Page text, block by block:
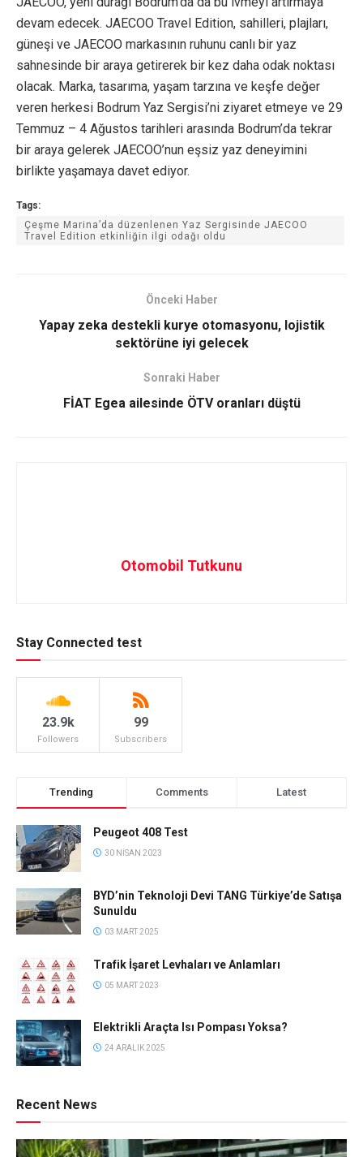
devam edecek. JAECOO Travel Edition, sahilleri, plajları,
güneşi ve JAECOO markasının ruhunu canlı bir yaz
sahnesinde bir araya getirerek bir kez daha odak noktası
olacak. Marka, tasarıma, yaşam tarzına ve keşfe değer
veren herkesi Bodrum Yaz Sergisi’ni ziyaret etmeye ve 29
Temmuz – 4 Ağustos tarihleri arasında Bodrum’da tekrar
bir araya gelerek JAECOO’nun eşsiz yaz deneyimini
birlikte yaşamaya davet ediyor.
Tags:
Çeşme Marina’da düzenlenen Yaz Sergisinde JAECOO
Travel Edition etkinliğin ilgi odağı oldu
Önceki Haber
Yapay zeka destekli kurye otomasyonu, lojistik
sektörüne iyi gelecek
Sonraki Haber
FİAT Egea ailesinde ÖTV oranları düştü
Otomobil Tutkunu
Stay Connected test
23.9k
Followers
99
Subscribers
Trending Comments Latest
Peugeot 408 Test
30 NISAN 2023
BYD’nin Teknoloji Devi TANG Türkiye’de Satışa
Sunuldu
03 MART 2025
Trafik İşaret Levhaları ve Anlamları
05 MART 2023
Elektrikli Araçta Isı Pompası Yoksa?
24 ARALIK 2025
Recent News